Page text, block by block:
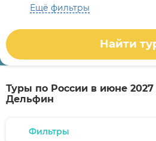
Ещё фильтры
Найти
Туры по России в июне
Дельфин
Фильтры